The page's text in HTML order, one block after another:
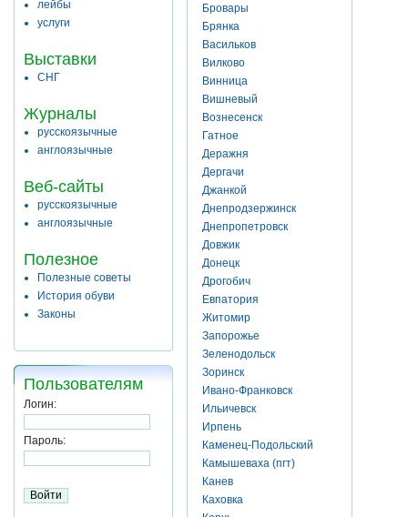
лейбы
услуги
Выставки
СНГ
Журналы
русскоязычные
англоязычные
Веб-сайты
русскоязычные
англоязычные
Полезное
Полезные советы
История обуви
Законы
Пользователям
Логин:
Пароль:
Бровары
Брянка
Васильков
Вилково
Винница
Вишневый
Вознесенск
Гатное
Деражня
Дергачи
Джанкой
Днепродзержинск
Днепропетровск
Довжик
Донецк
Дрогобич
Евпатория
Житомир
Запорожье
Зеленодольск
Зоринск
Ивано-Франковск
Ильичевск
Ирпень
Каменец-Подольский
Камышеваха (пгт)
Канев
Каховка